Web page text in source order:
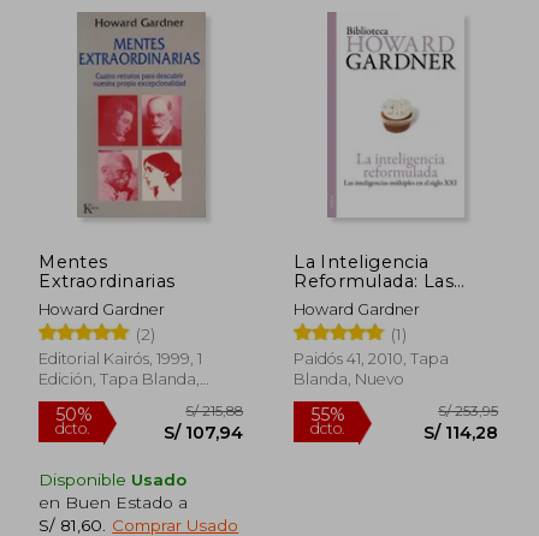
55%
dcto. S/ 95,75
55%
dcto.
Mentes
Extraordinarias
Howard Gardner
(2)
Editorial Kairós, 1999, 1
Edición, Tapa Blanda,
Nuevo
Disponible Usado
en Buen Estado a
S/ 81,60
Comprar Usado
La Inteligencia
Reformulada: Las
Inteligencias
Múltiples en el Siglo
xxi (Biblioteca
Howard Gardner)
Howard Gardner
(1)
Paidós 41, 2010, Tapa
Blanda, Nuevo